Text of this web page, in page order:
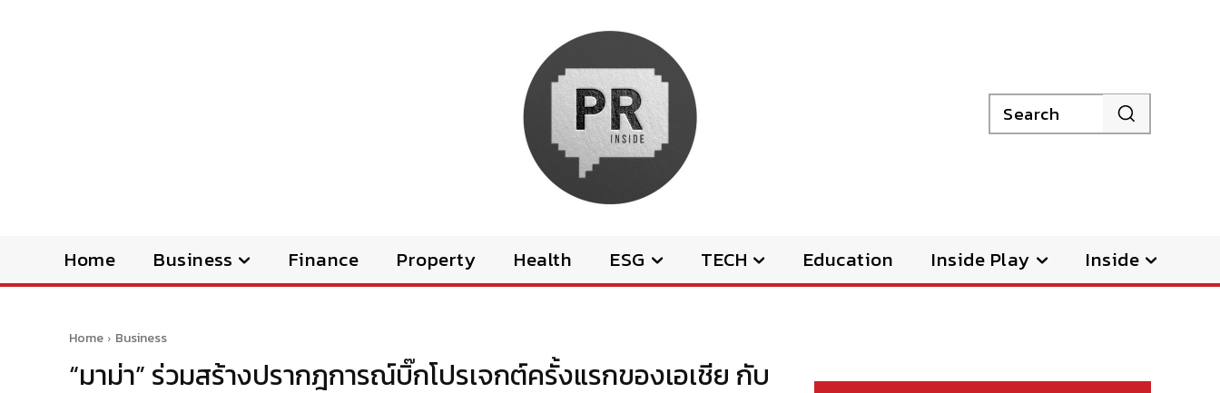
Search
Home Business Finance Property Health ESG TECH Education Inside Play Inside
Home Business
“มาม่า” ร่วมสร้างปรากฎการณ์บิ๊กโปรเจกต์ครั้งแรกของเอเชีย กับ